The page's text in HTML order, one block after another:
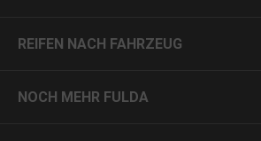
REIFEN NACH FAHRZEUG
NOCH MEHR FULDA